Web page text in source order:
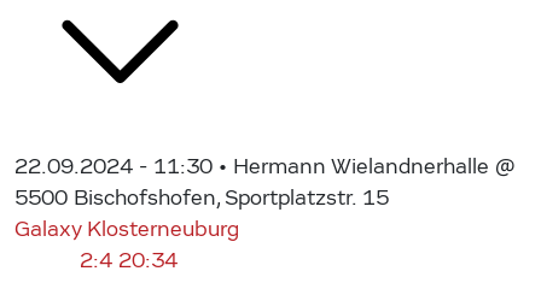
22.09.2024 - 11:30 • Hermann Wielandnerhalle @
5500 Bischofshofen, Sportplatzstr. 15
Galaxy Klosterneuburg
2:4 20:34